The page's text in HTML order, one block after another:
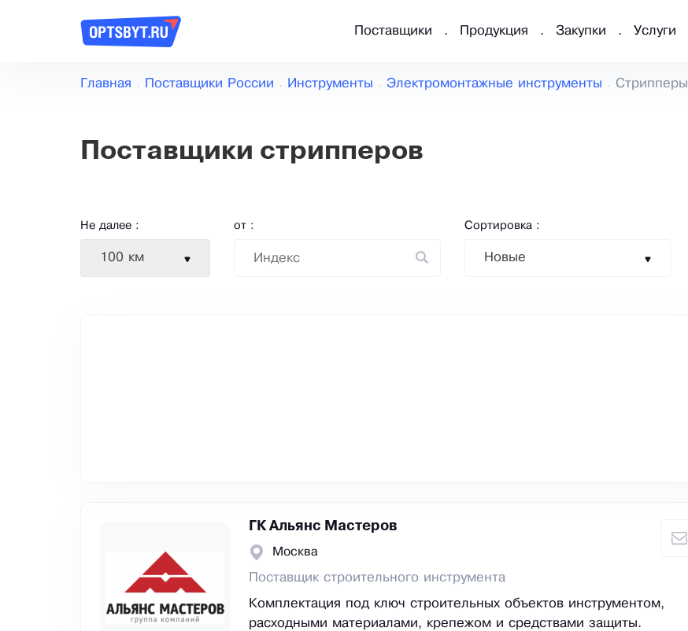
Поставщики Продукция Закупки Услуги
Главная Поставщики России Инструменты Электромонтажные инструменты Стрипперы
Поставщики стрипперов
Не далее :
100 км
от : Сортировка :
Новые
ГК Альянс Мастеров
Москва
Поставщик строительного инструмента
Комплектация под ключ строительных объектов инструментом,
расходными материалами, крепежом и средствами защиты.